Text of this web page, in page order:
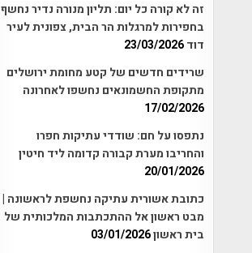
זה לא קורה כל יום: תליון מנורה נדיר נחשף
בחפירות למרגלות הר הבית, צפונית לעיר
דוד23/03/2026
שרידים חדשים של קטע מחומת ירושלים
מתקופת החשמונאים נחשפו לאחרונה
17/02/2026
נתפסו על חם: שודדי עתיקות חפרו
והחריבו מערת קבורה קדומה ליד חיטין
20/01/2026
כתובת אשורית עתיקה נחשפת לראשונה |
מבט ראשון אל ההתכתבות המלכותית של
בית ראשון03/01/2026